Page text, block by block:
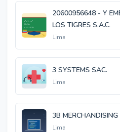
20600956648 - Y
LOS TIGRES S.A.C.
Lima
3 SYSTEMS SAC.
Lima
3B MERCHANDISING
Lima